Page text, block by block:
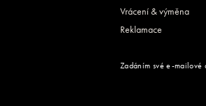
Vrácení & výměna
Reklamace
Zadáním své e-mailové